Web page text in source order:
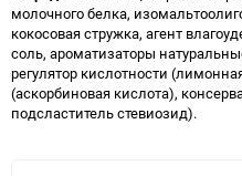
молочного белка,
кокосовая стружка, агент
соль, ароматизаторы
регулятор кислотности
(аскорбиновая кислота),
подсластитель стевиозид).